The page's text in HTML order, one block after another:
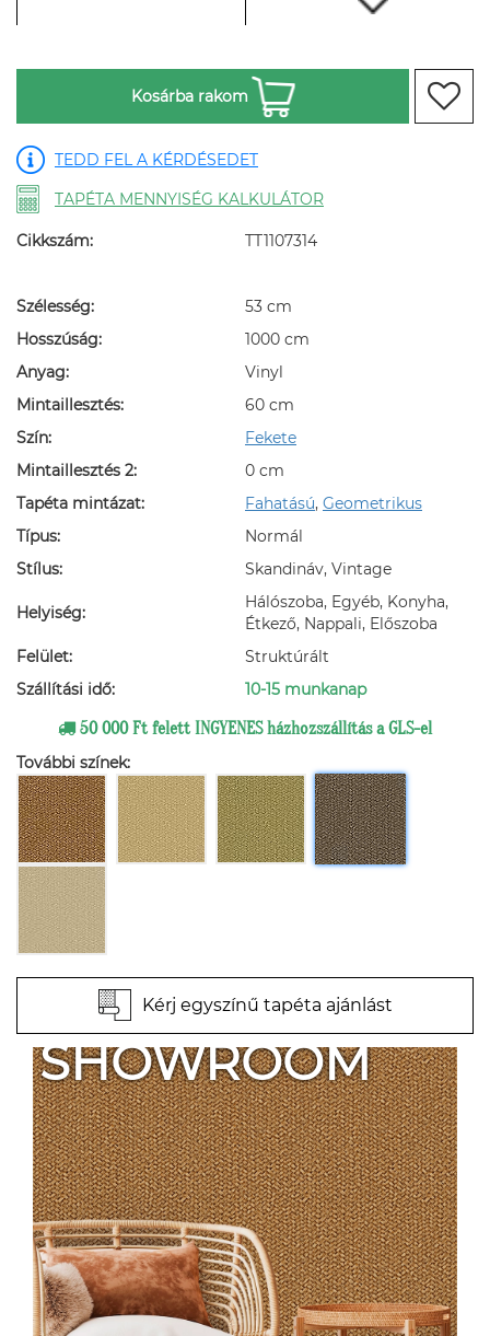
Kosárba rakom
TEDD FEL A KÉRDÉSEDET
TAPÉTA MENNYISÉG KALKULÁTOR
Cikkszám: TT1107314
Szélesség:
53 cm
Hosszúság:
1000 cm
Anyag:
Vinyl
Mintaillesztés:
60 cm
Szín:
Fekete
Mintaillesztés 2:
0 cm
Tapéta mintázat:
Fahatású, Geometrikus
Típus:
Normál
Stílus:
Skandináv, Vintage
Helyiség:
Hálószoba, Egyéb, Konyha,
Étkező, Nappali, Előszoba
Felület:
Struktúrált
Szállítási idő:
10-15 munkanap
50 000 Ft felett INGYENES házhozszállítás a GLS-el
További színek:
Kérj egyszínű tapéta ajánlást
SHOWROOM